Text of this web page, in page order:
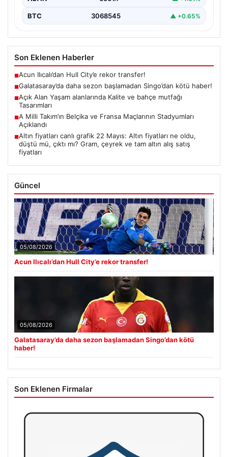
BTC 3068545 ▲ +0.65%
Son Eklenen Haberler
■Acun Ilıcalı’dan Hull City’e rekor transfer!
■Galatasaray’da daha sezon başlamadan Singo’dan kötü haber!
■Açık Alan Yaşam alanlarında Kalite ve bahçe mutfağı
Tasarımları
■A Milli Takım’ın Belçika ve Fransa Maçlarının Stadyumları
Açıklandı
■Altın fiyatları canlı grafik 22 Mayıs: Altın fiyatları ne oldu,
düştü mü, çıktı mı? Gram, çeyrek ve tam altın alış satış
fiyatları
Güncel
05/08/2026
Acun Ilıcalı’dan Hull City’e rekor transfer!
05/08/2026
Galatasaray’da daha sezon başlamadan Singo’dan kötü
haber!
Son Eklenen Firmalar